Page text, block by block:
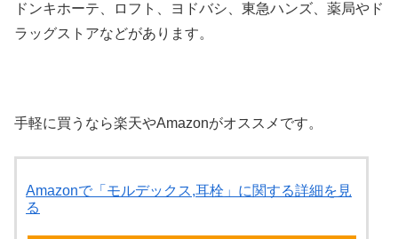
ドンキホーテ、ロフト、ヨドバシ、東急ハンズ、薬局やド
ラッグストアなどがあります。
手軽に買うなら楽天やAmazonがオススメです。
Amazonで「モルデックス,耳栓」に関する詳細を見
る